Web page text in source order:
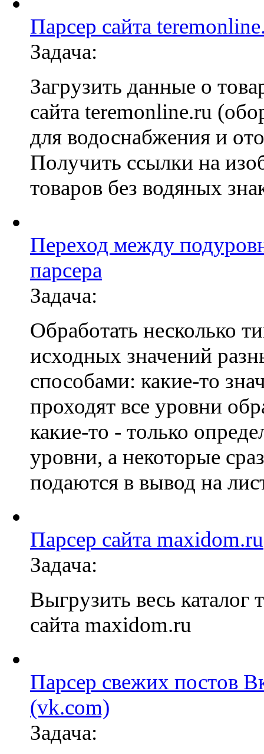
Парсер сайта
Задача:
Загрузить данные о
сайта teremonline.ru
для водоснабжения и
Получить ссылки на
товаров без водяных
Переход между
парсера
Задача:
Обработать несколько
исходных значений
способами: какие-то
проходят все уровни
какие-то - только
уровни, а некоторые
подаются в вывод на
Парсер сайта maxidom.ru
Задача:
Выгрузить весь каталог
сайта maxidom.ru
Парсер свежих постов
(vk.com)
Задача: